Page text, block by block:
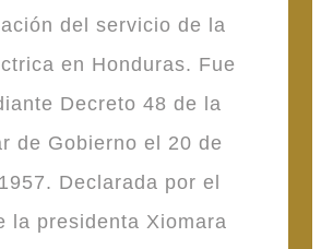
del servicio de la
en Honduras. Fue
Decreto 48 de la
de Gobierno el 20 de
Declarada por el
la presidenta Xiomara